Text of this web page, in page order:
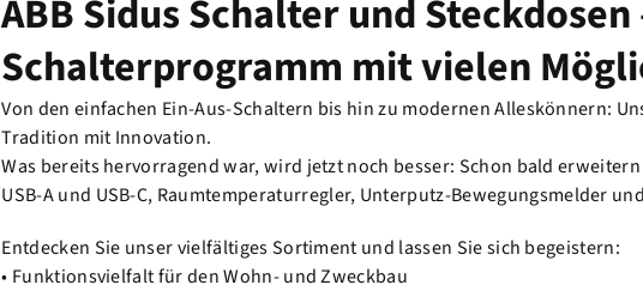
ABB Sidus Schalter und Steckdosen
Schalterprogramm mit vielen
Von den einfachen Ein-Aus-Schaltern bis hin zu modernen Alleskönnern:
Tradition mit Innovation.
Was bereits hervorragend war, wird jetzt noch besser: Schon bald
USB-A und USB-C, Raumtemperaturregler, Unterputz-Bewegungsmelder
Entdecken Sie unser vielfältiges Sortiment und lassen Sie sich begeistern:
• Funktionsvielfalt für den Wohn- und Zweckbau